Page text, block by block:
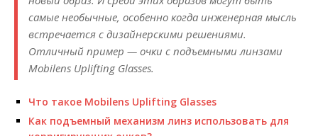
самые не­обычные, особенно ко­гда инженерная мысль
встречается с дизайнерскими решениями.
Отличный пример — очки с подъемными линзами
Mobilens Uplifting Glasses.
Что такое Mobilens Uplifting Glasses
Как подъемный механизм линз использовать для